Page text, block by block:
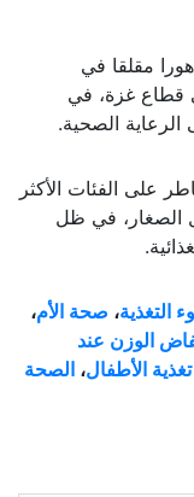
مقلقا في
قطاع غزة، في
الصحية.
على الفئات الأكثر
الصغار، في ظل
التغذية، صحة الأم،
الوزن عند
تغذية الأطفال، الصحة